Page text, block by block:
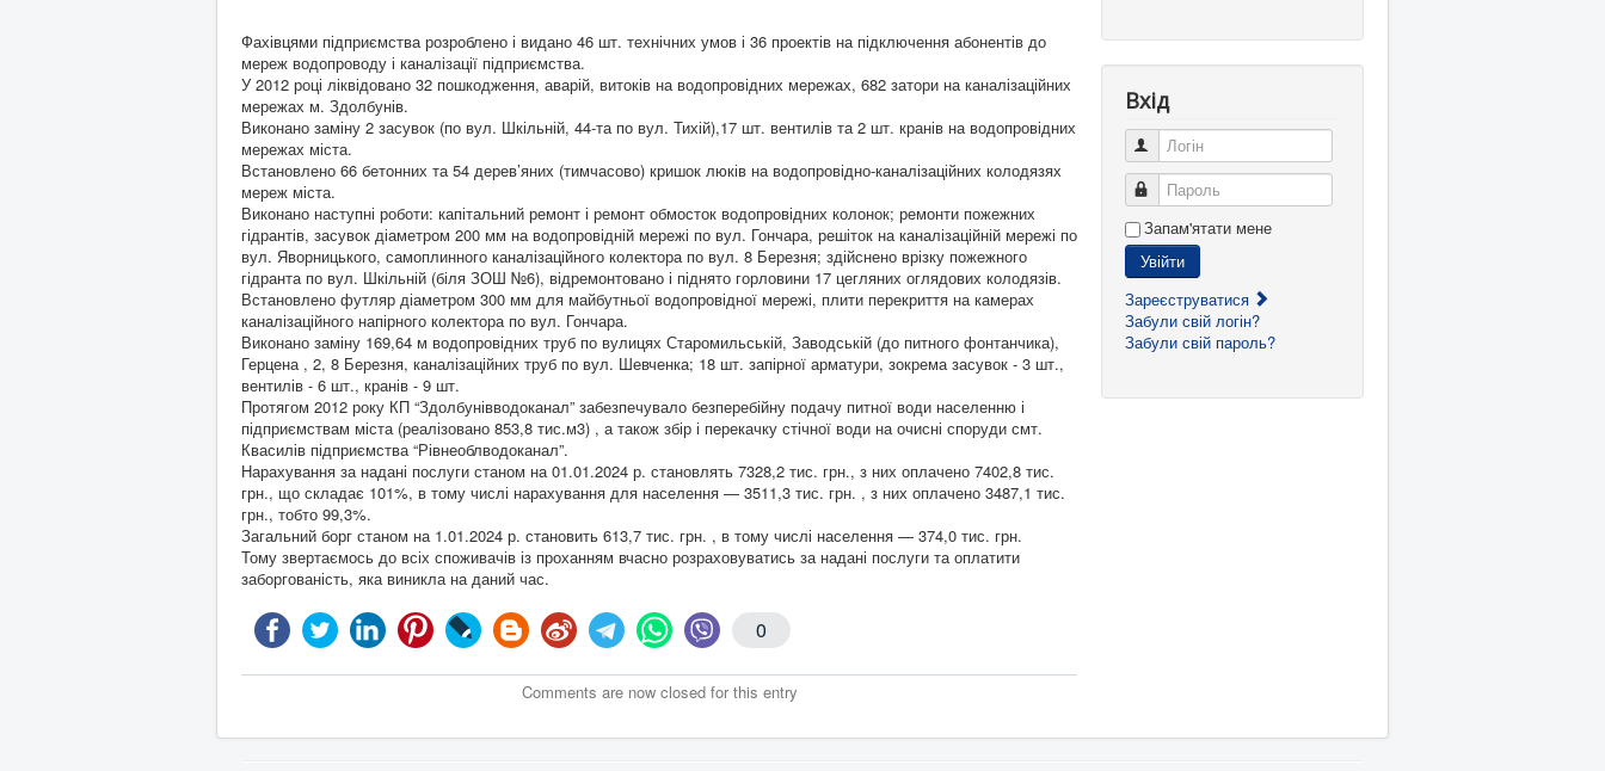
Фахівцями підприємства розроблено і видано 46 шт. технічних умов і 36 проектів на підключення абонентів до
мереж водопроводу і каналізації підприємства.
У 2012 році ліквідовано 32 пошкодження, аварій, витоків на водопровідних мережах, 682 затори на каналізаційних
мережах м. Здолбунів.
Виконано заміну 2 засувок (по вул. Шкільній, 44-та по вул. Тихій),17 шт. вентилів та 2 шт. кранів на водопровідних
мережах міста.
Встановлено 66 бетонних та 54 дерев’яних (тимчасово) кришок люків на водопровідно-каналізаційних колодязях
мереж міста.
Виконано наступні роботи: капітальний ремонт і ремонт обмосток водопровідних колонок; ремонти пожежних
гідрантів, засувок діаметром 200 мм на водопровідній мережі по вул. Гончара, решіток на каналізаційній мережі по
вул. Яворницького, самоплинного каналізаційного колектора по вул. 8 Березня; здійснено врізку пожежного
гідранта по вул. Шкільній (біля ЗОШ №6), відремонтовано і піднято горловини 17 цегляних оглядових колодязів.
Встановлено футляр діаметром 300 мм для майбутньої водопровідної мережі, плити перекриття на камерах
каналізаційного напірного колектора по вул. Гончара.
Виконано заміну 169,64 м водопровідних труб по вулицях Старомильській, Заводській (до питного фонтанчика),
Герцена , 2, 8 Березня, каналізаційних труб по вул. Шевченка; 18 шт. запірної арматури, зокрема засувок - 3 шт.,
вентилів - 6 шт., кранів - 9 шт.
Протягом 2012 року КП “Здолбунівводоканал” забезпечувало безперебійну подачу питної води населенню і
підприємствам міста (реалізовано 853,8 тис.м3) , а також збір і перекачку стічної води на очисні споруди смт.
Квасилів підприємства “Рівнеоблводоканал”.
Нарахування за надані послуги станом на 01.01.2024 р. становлять 7328,2 тис. грн., з них оплачено 7402,8 тис.
грн., що складає 101%, в тому числі нарахування для населення — 3511,3 тис. грн. , з них оплачено 3487,1 тис.
грн., тобто 99,3%.
Загальний борг станом на 1.01.2024 р. становить 613,7 тис. грн. , в тому числі населення — 374,0 тис. грн.
Тому звертаємось до всіх споживачів із проханням вчасно розраховуватись за надані послуги та оплатити
заборгованість, яка виникла на даний час.
0
Comments are now closed for this entry
Вхід
Логін
Пароль
Запам'ятати мене
Увійти
Зареєструватися
Забули свій логін?
Забули свій пароль?